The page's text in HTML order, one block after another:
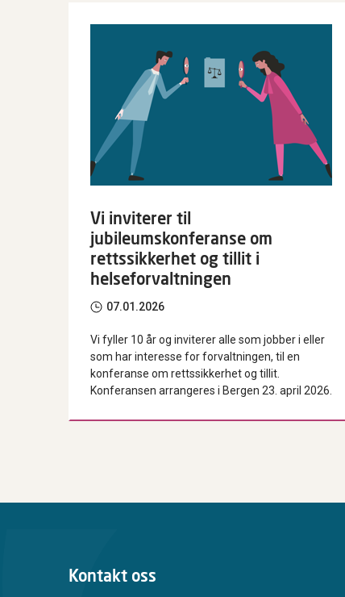
Vi inviterer til
jubileumskonferanse om
rettssikkerhet og tillit i
helseforvaltningen
07.01.2026
Vi fyller 10 år og inviterer alle som jobber i eller
som har interesse for forvaltningen, til en
konferanse om rettssikkerhet og tillit.
Konferansen arrangeres i Bergen 23. april 2026.
Kontakt oss